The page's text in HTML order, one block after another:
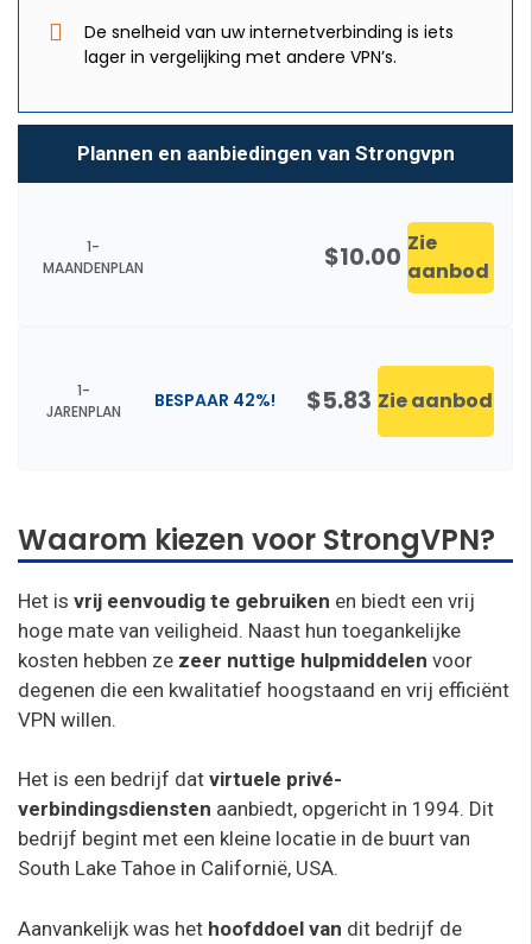
De snelheid van uw internetverbinding is iets
lager in vergelijking met andere VPN’s.
Plannen en aanbiedingen van Strongvpn
1-
MAANDENPLAN
$10.00 Zie
aanbod
1-
JARENPLAN
$5.83
BESPAAR 42%! Zie aanbod
Waarom kiezen voor StrongVPN?
Het is vrij eenvoudig te gebruiken en biedt een vrij
hoge mate van veiligheid. Naast hun toegankelijke
kosten hebben ze zeer nuttige hulpmiddelen voor
degenen die een kwalitatief hoogstaand en vrij efficiënt
VPN willen.
Het is een bedrijf dat virtuele privé-
verbindingsdiensten aanbiedt, opgericht in 1994. Dit
bedrijf begint met een kleine locatie in de buurt van
South Lake Tahoe in Californië, USA.
Aanvankelijk was het hoofddoel van dit bedrijf de